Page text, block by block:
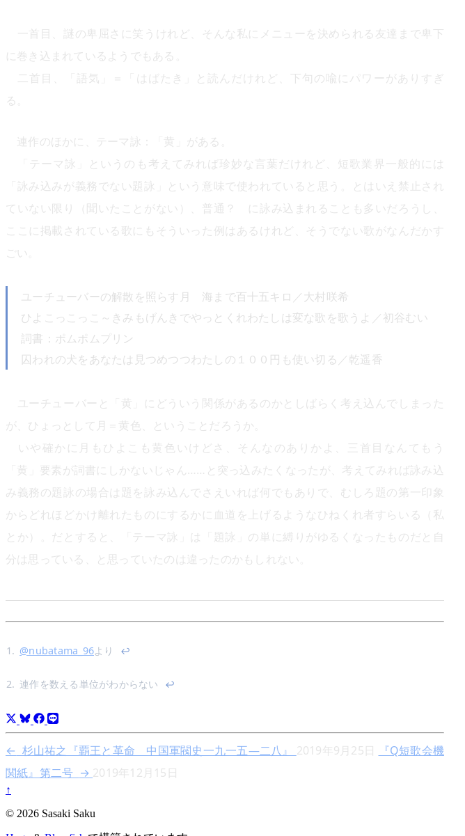
一首目、謎の卑屈さに笑うけれど、そんな私にメニューを決められる友達まで卑下
に巻き込まれているようでもある。
二首目、「語気」＝「はばたき」と読んだけれど、下句の喩にパワーがありすぎ
る。
連作のほかに、テーマ詠：「黄」がある。
「テーマ詠」というのも考えてみれば珍妙な言葉だけれど、短歌業界一般的には
「詠み込みが義務でない題詠」という意味で使われていると思う。とはいえ禁止され
ていない限り（聞いたことがない）、普通？ に詠み込まれることも多いだろうし、
ここに掲載されている歌にもそういった例はあるけれど、そうでない歌がなんだかす
ごい。
ユーチューバーの解散を照らす月 海まで百十五キロ／大村咲希
ひよこっこっこ～きみもげんきでやっとくれわたしは変な歌を歌うよ／初谷むい
詞書：ポムポムプリン
囚われの犬をあなたは見つめつつわたしの１００円も使い切る／乾遥香
ユーチューバーと「黄」にどういう関係があるのかとしばらく考え込んでしまった
が、ひょっとして月＝黄色、ということだろうか。
いや確かに月もひよこも黄色いけどさ、そんなのありかよ、三首目なんてもう
「黄」要素が詞書にしかないじゃん……と突っ込みたくなったが、考えてみれば詠み込
み義務の題詠の場合は題を詠み込んでさえいれば何でもありで、むしろ題の第一印象
からどれほどかけ離れたものにするかに血道を上げるようなひねくれ者すらいる（私
とか）。だとすると、「テーマ詠」は「題詠」の単に縛りがゆるくなったものだと自
分は思っている、と思っていたのは違ったのかもしれない。
@nubatama_96より ↩︎
連作を数える単位がわからない ↩︎
← 杉山祐之『覇王と革命 中国軍閥史一九一五―二八』 2019年9月25日
『Q短歌会機
関紙』第二号 → 2019年12月15日
↑
© 2026 Sasaki Saku